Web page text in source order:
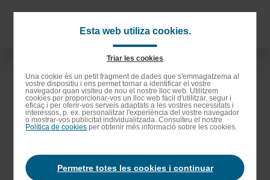
Esta web utiliza cookies.
Triar les cookies
Una cookie és un petit fragment de dades que s'emmagatzema al
vostre dispositiu i ens permet tornar a identificar el vostre
navegador quan visiteu de nou el nostre lloc web. Utilitzem
cookies per proporcionar-vos un lloc web fàcil d'utilitzar, segur i
eficaç i per oferir-vos serveis adaptats a les vostres necessitats i
interessos, p. ex. personalitzar l'experiència del vostre navegador
o mostrar-vos publicitat individualitzada. Consulteu el nostre
Política de cookies per obtenir més informació sobre les cookies.
Permetre totes les cookies i continuar